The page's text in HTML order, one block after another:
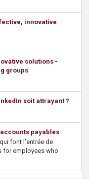
innovative
solutions -
groups
soit attrayant ?
payables
font l’entrée de
for employees who